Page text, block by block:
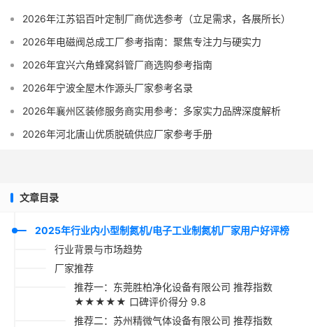
2026年江苏铝百叶定制厂商优选参考（立足需求，各展所长）
2026年电磁阀总成工厂参考指南：聚焦专注力与硬实力
2026年宜兴六角蜂窝斜管厂商选购参考指南
2026年宁波全屋木作源头厂家参考名录
2026年襄州区装修服务商实用参考：多家实力品牌深度解析
2026年河北唐山优质脱硫供应厂家参考手册
文章目录
2025年行业内小型制氮机/电子工业制氮机厂家用户好评榜
行业背景与市场趋势
厂家推荐
推荐一：东莞胜柏净化设备有限公司 推荐指数
★★★★★ 口碑评价得分 9.8
推荐二：苏州精微气体设备有限公司 推荐指数